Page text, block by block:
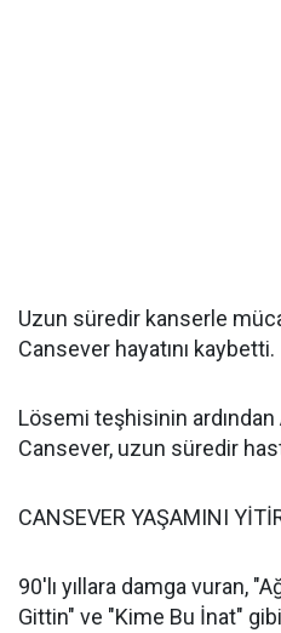
Uzun süredir kanserle
Cansever hayatını kaybetti.
Lösemi teşhisinin ardından
Cansever, uzun süredir
CANSEVER YAŞAMINI
90'lı yıllara damga vuran,
Gittin" ve "Kime Bu İnat"